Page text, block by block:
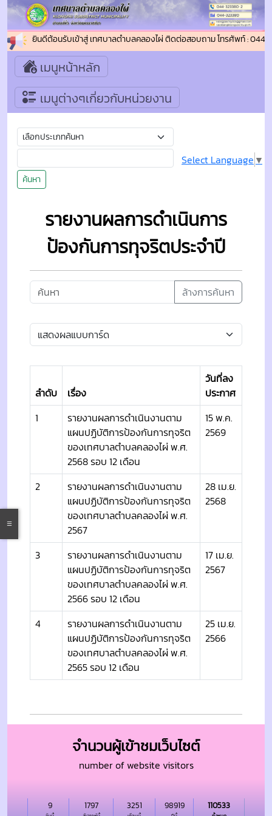
ยินดีต้อนรับเข้าสู่ เทศบาลตำบลคลองไผ่ ติดต่อสอบถาม โทรศัพท์ : 044-
เมนูหน้าหลัก
เมนูต่างๆเกี่ยวกับหน่วยงาน
ค้นหา
Select Language ▼
รายงานผลการดำเนินการ
ป้องกันการทุจริตประจำปี
ล้างการค้นหา
ลำดับ เรื่อง
วันที่ลง
ประกาศ
1
รายงานผลการดำเนินงานตาม
แผนปฏิบัติการป้องกันการทุจริต
ของเทศบาลตำบลคลองไผ่ พ.ศ.
2568 รอบ 12 เดือน
15 พ.ค.
2569
2
รายงานผลการดำเนินงานตาม
แผนปฏิบัติการป้องกันการทุจริต
ของเทศบาลตำบลคลองไผ่ พ.ศ.
2567
28 เม.ย.
2568
3
รายงานผลการดำเนินงานตาม
แผนปฏิบัติการป้องกันการทุจริต
ของเทศบาลตำบลคลองไผ่ พ.ศ.
2566 รอบ 12 เดือน
17 เม.ย.
2567
4
รายงานผลการดำเนินงานตาม
แผนปฏิบัติการป้องกันการทุจริต
ของเทศบาลตำบลคลองไผ่ พ.ศ.
2565 รอบ 12 เดือน
25 เม.ย.
2566
จำนวนผู้เข้าชมเว็บไซต์
number of website visitors
9 1797 3251 98919 110533